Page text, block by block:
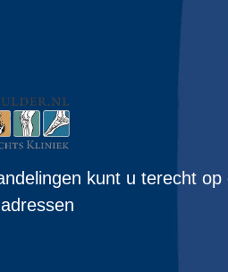
kunt u terecht op